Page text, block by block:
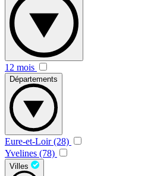
12 mois
Départements
Eure-et-Loir (28)
Yvelines (78)
Villes